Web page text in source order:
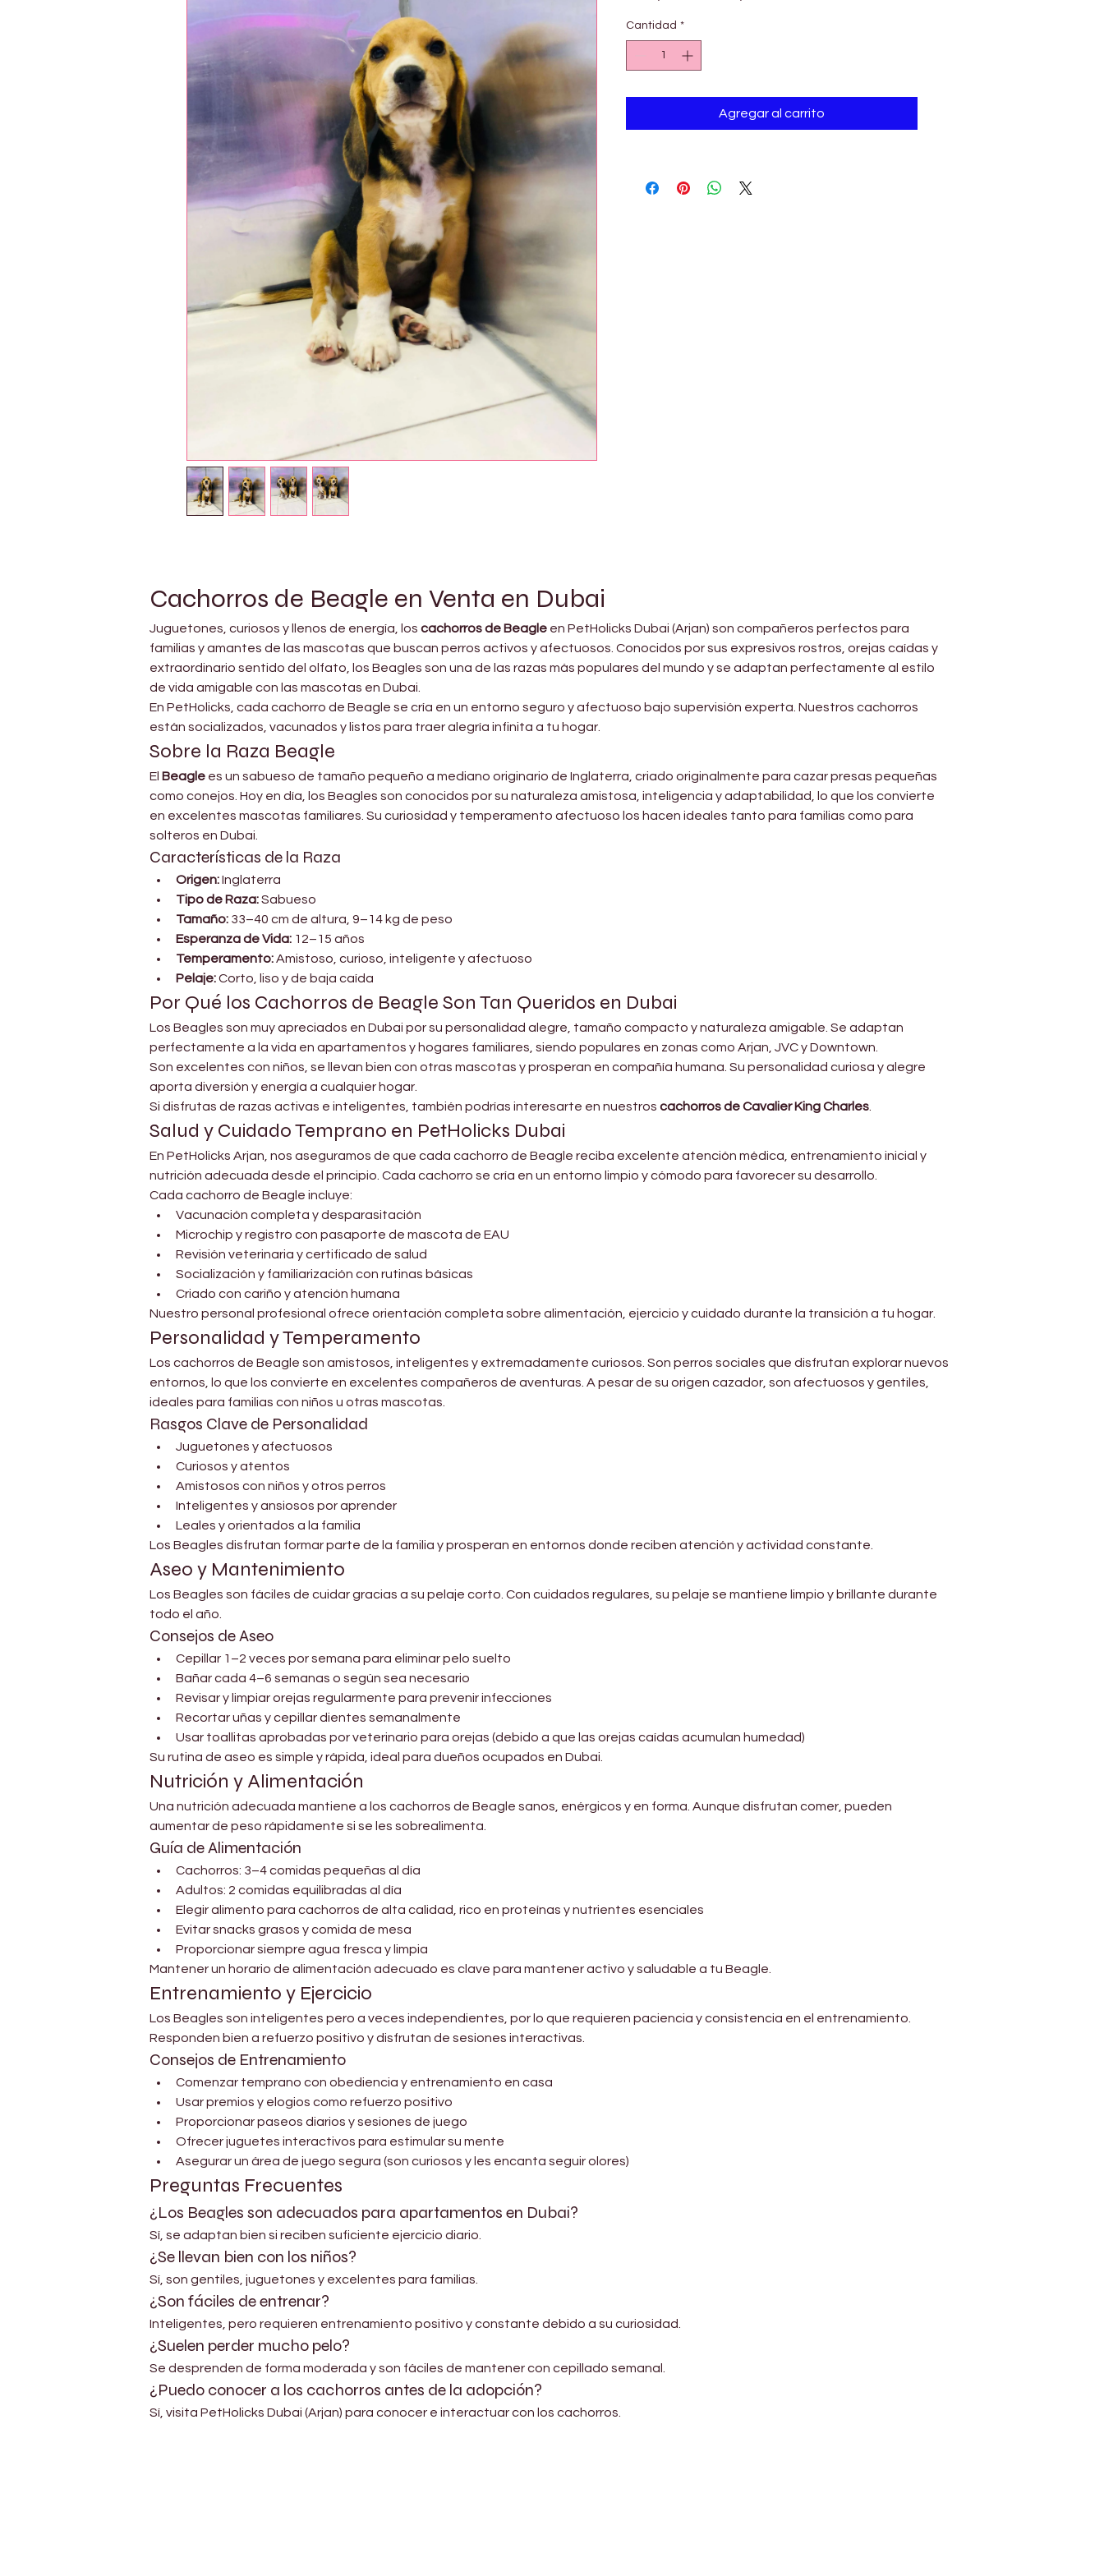
Cantidad *
Agregar al carrito
Cachorros de Beagle en Venta en Dubai
Juguetones, curiosos y llenos de energía, los cachorros de Beagle en PetHolicks Dubai (Arjan) son compañeros perfectos para
familias y amantes de las mascotas que buscan perros activos y afectuosos. Conocidos por sus expresivos rostros, orejas caídas y
extraordinario sentido del olfato, los Beagles son una de las razas más populares del mundo y se adaptan perfectamente al estilo
de vida amigable con las mascotas en Dubai.
En PetHolicks, cada cachorro de Beagle se cría en un entorno seguro y afectuoso bajo supervisión experta. Nuestros cachorros
están socializados, vacunados y listos para traer alegría infinita a tu hogar.
Sobre la Raza Beagle
El Beagle es un sabueso de tamaño pequeño a mediano originario de Inglaterra, criado originalmente para cazar presas pequeñas
como conejos. Hoy en día, los Beagles son conocidos por su naturaleza amistosa, inteligencia y adaptabilidad, lo que los convierte
en excelentes mascotas familiares. Su curiosidad y temperamento afectuoso los hacen ideales tanto para familias como para
solteros en Dubai.
Características de la Raza
Origen: Inglaterra
Tipo de Raza: Sabueso
Tamaño: 33–40 cm de altura, 9–14 kg de peso
Esperanza de Vida: 12–15 años
Temperamento: Amistoso, curioso, inteligente y afectuoso
Pelaje: Corto, liso y de baja caída
Por Qué los Cachorros de Beagle Son Tan Queridos en Dubai
Los Beagles son muy apreciados en Dubai por su personalidad alegre, tamaño compacto y naturaleza amigable. Se adaptan
perfectamente a la vida en apartamentos y hogares familiares, siendo populares en zonas como Arjan, JVC y Downtown.
Son excelentes con niños, se llevan bien con otras mascotas y prosperan en compañía humana. Su personalidad curiosa y alegre
aporta diversión y energía a cualquier hogar.
Si disfrutas de razas activas e inteligentes, también podrías interesarte en nuestros cachorros de Cavalier King Charles.
Salud y Cuidado Temprano en PetHolicks Dubai
En PetHolicks Arjan, nos aseguramos de que cada cachorro de Beagle reciba excelente atención médica, entrenamiento inicial y
nutrición adecuada desde el principio. Cada cachorro se cría en un entorno limpio y cómodo para favorecer su desarrollo.
Cada cachorro de Beagle incluye:
Vacunación completa y desparasitación
Microchip y registro con pasaporte de mascota de EAU
Revisión veterinaria y certificado de salud
Socialización y familiarización con rutinas básicas
Criado con cariño y atención humana
Nuestro personal profesional ofrece orientación completa sobre alimentación, ejercicio y cuidado durante la transición a tu hogar.
Personalidad y Temperamento
Los cachorros de Beagle son amistosos, inteligentes y extremadamente curiosos. Son perros sociales que disfrutan explorar nuevos
entornos, lo que los convierte en excelentes compañeros de aventuras. A pesar de su origen cazador, son afectuosos y gentiles,
ideales para familias con niños u otras mascotas.
Rasgos Clave de Personalidad
Juguetones y afectuosos
Curiosos y atentos
Amistosos con niños y otros perros
Inteligentes y ansiosos por aprender
Leales y orientados a la familia
Los Beagles disfrutan formar parte de la familia y prosperan en entornos donde reciben atención y actividad constante.
Aseo y Mantenimiento
Los Beagles son fáciles de cuidar gracias a su pelaje corto. Con cuidados regulares, su pelaje se mantiene limpio y brillante durante
todo el año.
Consejos de Aseo
Cepillar 1–2 veces por semana para eliminar pelo suelto
Bañar cada 4–6 semanas o según sea necesario
Revisar y limpiar orejas regularmente para prevenir infecciones
Recortar uñas y cepillar dientes semanalmente
Usar toallitas aprobadas por veterinario para orejas (debido a que las orejas caídas acumulan humedad)
Su rutina de aseo es simple y rápida, ideal para dueños ocupados en Dubai.
Nutrición y Alimentación
Una nutrición adecuada mantiene a los cachorros de Beagle sanos, enérgicos y en forma. Aunque disfrutan comer, pueden
aumentar de peso rápidamente si se les sobrealimenta.
Guía de Alimentación
Cachorros: 3–4 comidas pequeñas al día
Adultos: 2 comidas equilibradas al día
Elegir alimento para cachorros de alta calidad, rico en proteínas y nutrientes esenciales
Evitar snacks grasos y comida de mesa
Proporcionar siempre agua fresca y limpia
Mantener un horario de alimentación adecuado es clave para mantener activo y saludable a tu Beagle.
Entrenamiento y Ejercicio
Los Beagles son inteligentes pero a veces independientes, por lo que requieren paciencia y consistencia en el entrenamiento.
Responden bien a refuerzo positivo y disfrutan de sesiones interactivas.
Consejos de Entrenamiento
Comenzar temprano con obediencia y entrenamiento en casa
Usar premios y elogios como refuerzo positivo
Proporcionar paseos diarios y sesiones de juego
Ofrecer juguetes interactivos para estimular su mente
Asegurar un área de juego segura (son curiosos y les encanta seguir olores)
Preguntas Frecuentes
¿Los Beagles son adecuados para apartamentos en Dubai?
Sí, se adaptan bien si reciben suficiente ejercicio diario.
¿Se llevan bien con los niños?
Sí, son gentiles, juguetones y excelentes para familias.
¿Son fáciles de entrenar?
Inteligentes, pero requieren entrenamiento positivo y constante debido a su curiosidad.
¿Suelen perder mucho pelo?
Se desprenden de forma moderada y son fáciles de mantener con cepillado semanal.
¿Puedo conocer a los cachorros antes de la adopción?
Sí, visita PetHolicks Dubai (Arjan) para conocer e interactuar con los cachorros.